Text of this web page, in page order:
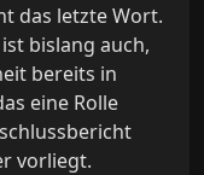
das letzte Wort.
bislang auch,
bereits in
eine Rolle
vorliegt.